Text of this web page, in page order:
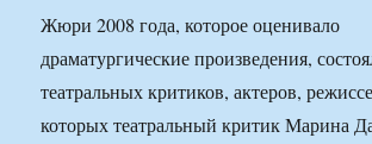
Жюри 2008 года, которое оценивало
драматургические произведения,
театральных критиков, актеров,
которых театральный критик Марина